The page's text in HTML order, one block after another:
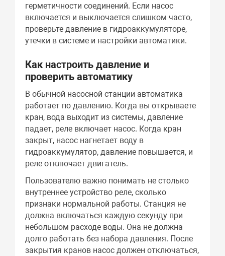
герметичности соединений. Если насос
включается и выключается слишком часто,
проверьте давление в гидроаккумуляторе,
утечки в системе и настройки автоматики.
Как настроить давление и
проверить автоматику
В обычной насосной станции автоматика
работает по давлению. Когда вы открываете
кран, вода выходит из системы, давление
падает, реле включает насос. Когда кран
закрыт, насос нагнетает воду в
гидроаккумулятор, давление повышается, и
реле отключает двигатель.
Пользователю важно понимать не столько
внутреннее устройство реле, сколько
признаки нормальной работы. Станция не
должна включаться каждую секунду при
небольшом расходе воды. Она не должна
долго работать без набора давления. После
закрытия кранов насос должен отключаться,